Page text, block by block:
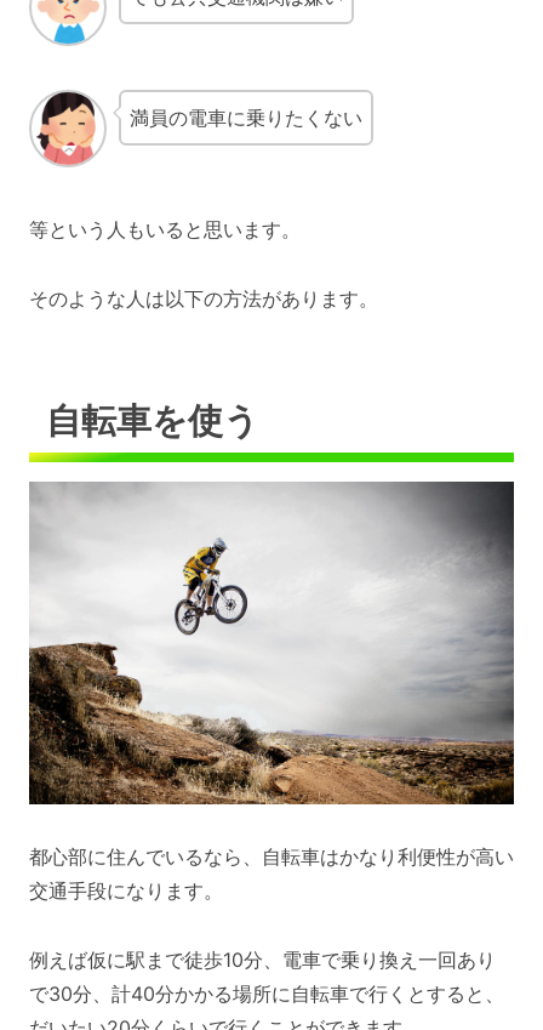
満員の電車に乗りたくない
等という人もいると思います。
そのような人は以下の方法があります。
自転車を使う
都心部に住んでいるなら、自転車はかなり利便性が高い
交通手段になります。
例えば仮に駅まで徒歩10分、電車で乗り換え一回あり
で30分、計40分かかる場所に自転車で行くとすると、